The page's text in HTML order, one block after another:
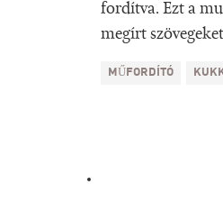
fordítva. Ezt a
megírt
MŰFORDÍTÓ